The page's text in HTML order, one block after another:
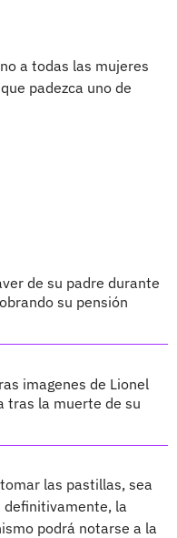
a todas las mujeres
padezca uno de
de su padre durante
su pensión
imagenes de Lionel
tras la muerte de su
las pastillas, sea
definitivamente, la
podrá notarse a la